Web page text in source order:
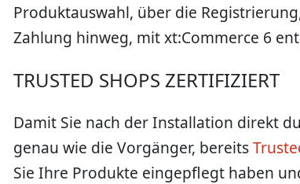
Produktauswahl, über die
Zahlung hinweg, mit xt:Commerce 6
TRUSTED SHOPS ZERTIFIZIERT
Damit Sie nach der Installation direkt
genau wie die Vorgänger, bereits
Sie Ihre Produkte eingepflegt haben